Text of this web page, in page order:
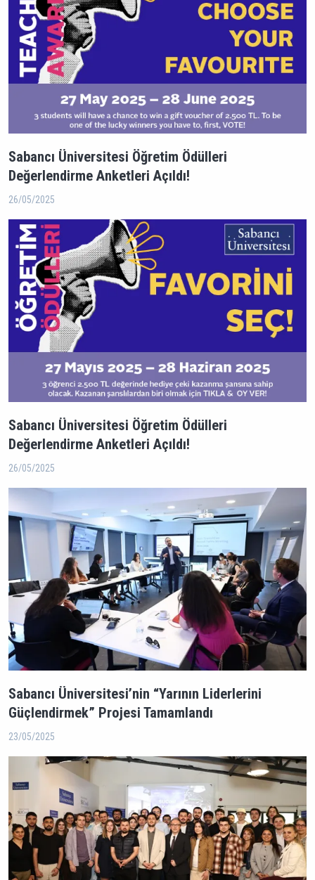
Sabancı Üniversitesi Öğretim Ödülleri
Değerlendirme Anketleri Açıldı!
26/05/2025
Sabancı Üniversitesi Öğretim Ödülleri
Değerlendirme Anketleri Açıldı!
26/05/2025
Sabancı Üniversitesi’nin “Yarının Liderlerini
Güçlendirmek” Projesi Tamamlandı
23/05/2025